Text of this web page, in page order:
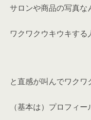
サロンや商品の写真な
ワクワクウキウキする
と直感が叫んでワクワ
（基本は）プロフィ